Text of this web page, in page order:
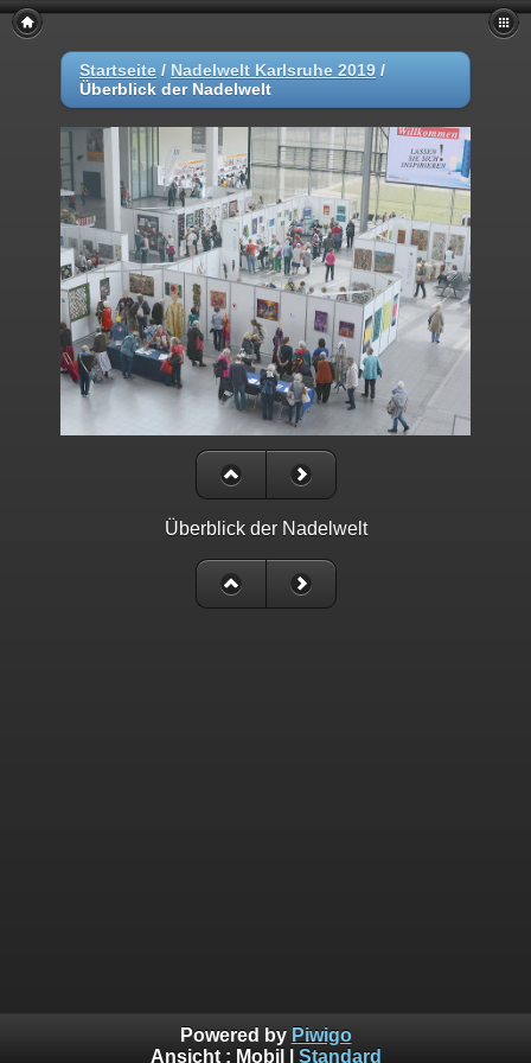
Startseite / Nadelwelt Karlsruhe 2019 /
Überblick der Nadelwelt
Überblick der Nadelwelt
Powered by Piwigo
Ansicht : Mobil Standard